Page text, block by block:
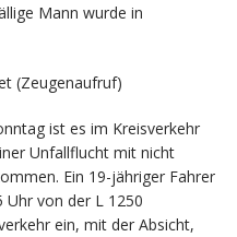
Mann wurde in
(Zeugenaufruf)
ist es im Kreisverkehr
Unfallflucht mit nicht
Ein 19-jähriger Fahrer
Uhr von der L 1250
ein, mit der Absicht,